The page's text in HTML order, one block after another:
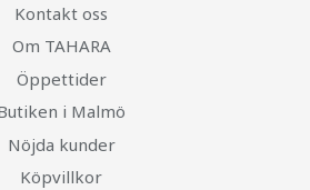
Kontakt oss
Om TAHARA
Öppettider
i Malmö
Nöjda kunder
Köpvillkor